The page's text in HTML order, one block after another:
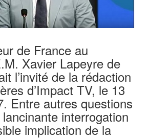
de France au
Xavier Lapeyre de
l’invité de la rédaction
d’Impact TV, le 13
Entre autres questions
interrogation
implication de la